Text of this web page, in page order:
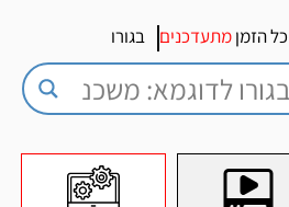
כל הזמןמתעדכנים בגורו